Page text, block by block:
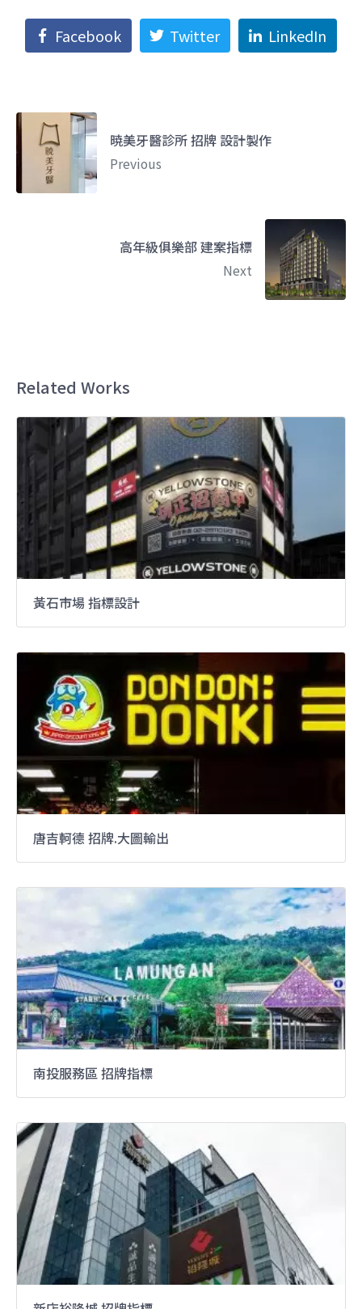
Facebook Twitter LinkedIn
暁美牙醫診所 招牌 設計製作
Previous
高年級俱樂部 建案指標
Next
Related Works
黃石市場 指標設計
唐吉軻德 招牌.大圖輸出
南投服務區 招牌指標